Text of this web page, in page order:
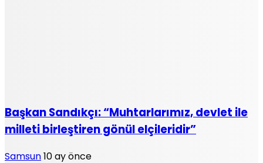
Başkan Sandıkçı: “Muhtarlarımız, devlet ile
milleti birleştiren gönül elçileridir”
Samsun10 ay önce